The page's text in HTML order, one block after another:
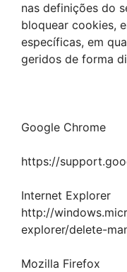
nas definições do
bloquear cookies,
específicas, em
geridos de forma
Google Chrome
https://
Internet Explorer
http://
explorer/delete-
Mozilla Firefox